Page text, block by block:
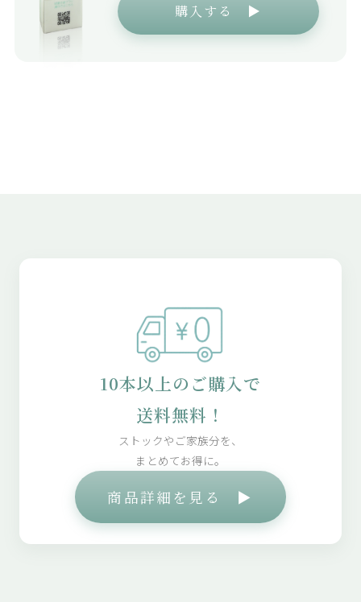
購入する ▶
10本以上のご購入で
送料無料！
ストックやご家族分を、
まとめてお得に。
商品詳細を見る ▶